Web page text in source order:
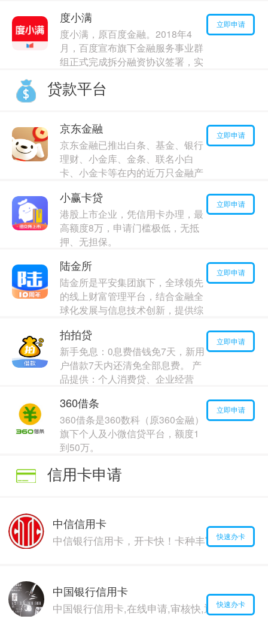
年利率：
度小满
度小满，原百度金融。2018年4
月，百度宣布旗下金融服务事业群
组正式完成拆分融资协议签署，实
最高额度：
立即申请
贷款平台
京东金融
京东金融已推出白条、基金、银行
理财、小金库、金条、联名小白
卡、小金卡等在内的近万只金融产
四大业务板块。
最高额度：20000元
年利率：13.00%
立即申请
小赢卡贷
港股上市企业，凭信用卡办理，最
高额度8万，申请门槛极低，无抵
押、无担保。
年利率：
立即申请
陆金所
陆金所是平安集团旗下，全球领先
的线上财富管理平台，结合金融全
球化发展与信息技术创新，提供综
服务
最高额度： 120000元
年利率：2.00%
立即申请
拍拍贷
新手免息：0息费借钱免7天，新用
户借款7天内还清免全部息费。 产
品提供：个人消费贷、企业经营
最高额度：
年利率：14.00%
立即申请
360借条
360借条是360数科（原360金融）
旗下个人及小微信贷平台，额度1
到50万。
年利率：18.00%
立即申请
信用卡申请
中信信用卡
中信银行信用卡，开卡快！卡种丰富，包括i白
快速办卡
中国银行信用卡
中国银行信用卡,在线申请,审核快,通过率高,价
快速办卡